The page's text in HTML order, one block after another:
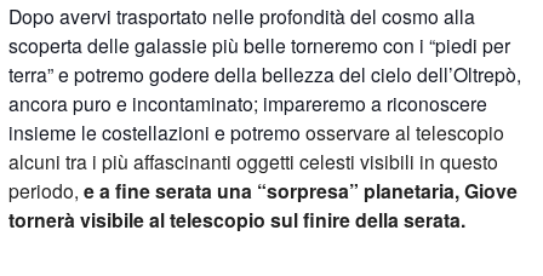
Dopo avervi trasportato nelle profondità del cosmo alla
scoperta delle galassie più belle torneremo con i “piedi per
terra” e potremo godere della bellezza del cielo dell’Oltrepò,
ancora puro e incontaminato; impareremo a riconoscere
insieme le costellazioni e potremoosservare al telescopio
alcuni tra i più affascinanti oggetti celesti visibili in questo
periodo,e a fine serata una “sorpresa” planetaria, Giove
tornerà visibile al telescopio sul finire della serata.